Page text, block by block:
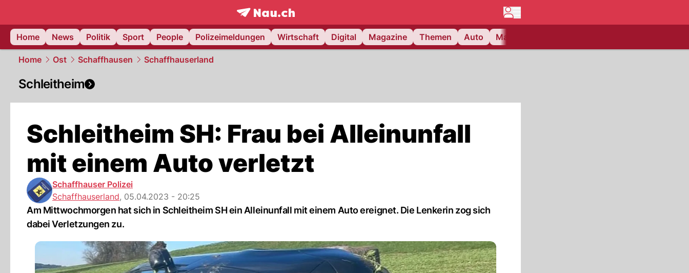
frontpage.NAU.ch
Home
News Politik Sport People Polizeimeldungen Wirtschaft Digital Magazine Themen Auto Matchcenter
Home Ost Schaffhausen Schaffhauserland
Schleitheim
Schleitheim SH: Frau bei Alleinunfall
mit einem Auto verletzt
Schaffhauser Polizei
Schaffhauserland, 05.04.2023 - 20:25
Am Mittwochmorgen hat sich in Schleitheim SH ein Alleinunfall mit einem Auto ereignet. Die Lenkerin zog sich
dabei Verletzungen zu.